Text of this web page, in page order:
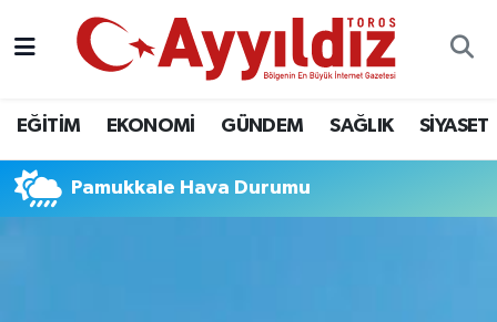
EĞİTİM EKONOMİ GÜNDEM SAĞLIK SİYASET
Pamukkale Hava Durumu